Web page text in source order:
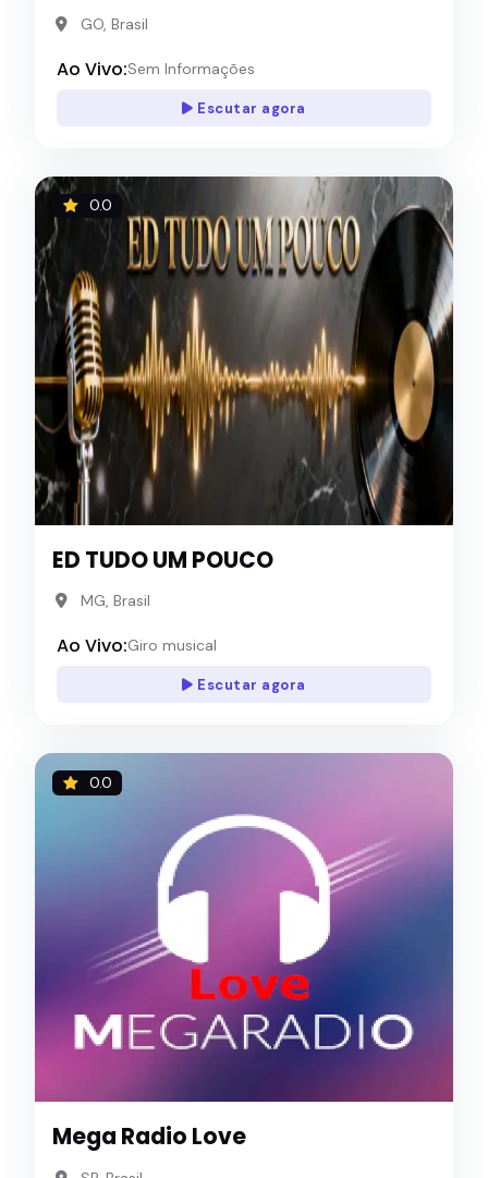
GO, Brasil
Ao Vivo:Sem Informações
Escutar agora
0.0
ED TUDO UM POUCO
MG, Brasil
Ao Vivo:Giro musical
Escutar agora
0.0
Mega Radio Love